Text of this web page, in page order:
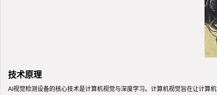
技术原理
AI视觉检测设备的核心技术是计算机视觉与深度学习。计算机视觉旨在让计算